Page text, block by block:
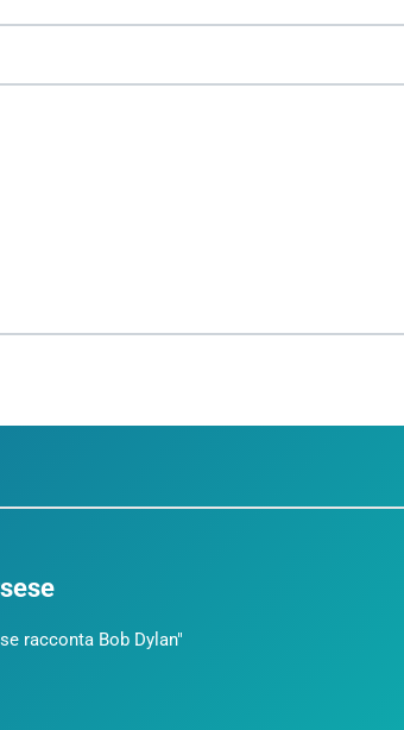
racconta Bob Dylan"